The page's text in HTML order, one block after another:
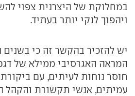
במחלוקת של היצרנית צפוי
ויהפוך לנקי יותר בעתיד.
יש להזכיר בהקשר זה כי בשנים
המראה האגרסיבי ממילא של
חוסר נוחות לעיתים, עם
עמיתים, אנשי תקשורת והקהל